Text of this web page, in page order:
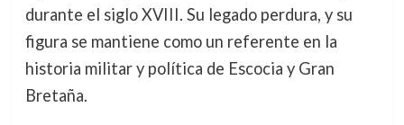
durante el siglo XVIII. Su legado perdura, y su
figura se mantiene como un referente en la
historia militar y política de Escocia y Gran
Bretaña.